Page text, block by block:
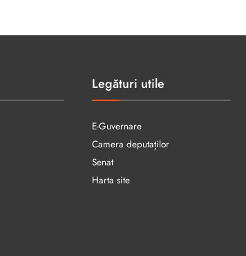
Legături utile
E-Guvernare
Camera deputaților
Senat
Harta site